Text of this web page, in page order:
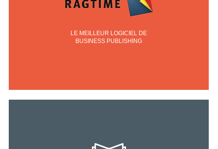
LE MEILLEUR LOGICIEL DE
BUSINESS PUBLISHING